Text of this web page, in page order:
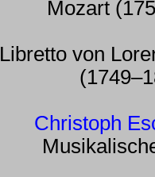
Mozart
Libretto von
Christoph